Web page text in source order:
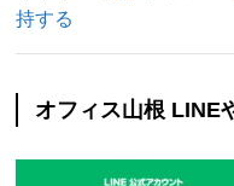
持する
オフィス山根 LINE